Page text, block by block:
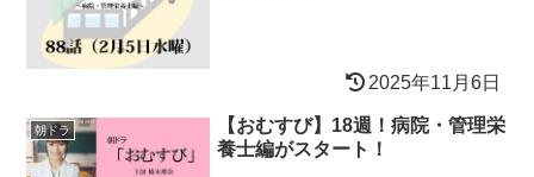
2025年11月6日
朝ドラ
【おむすび】18週！病院・管理栄
養士編がスタート！